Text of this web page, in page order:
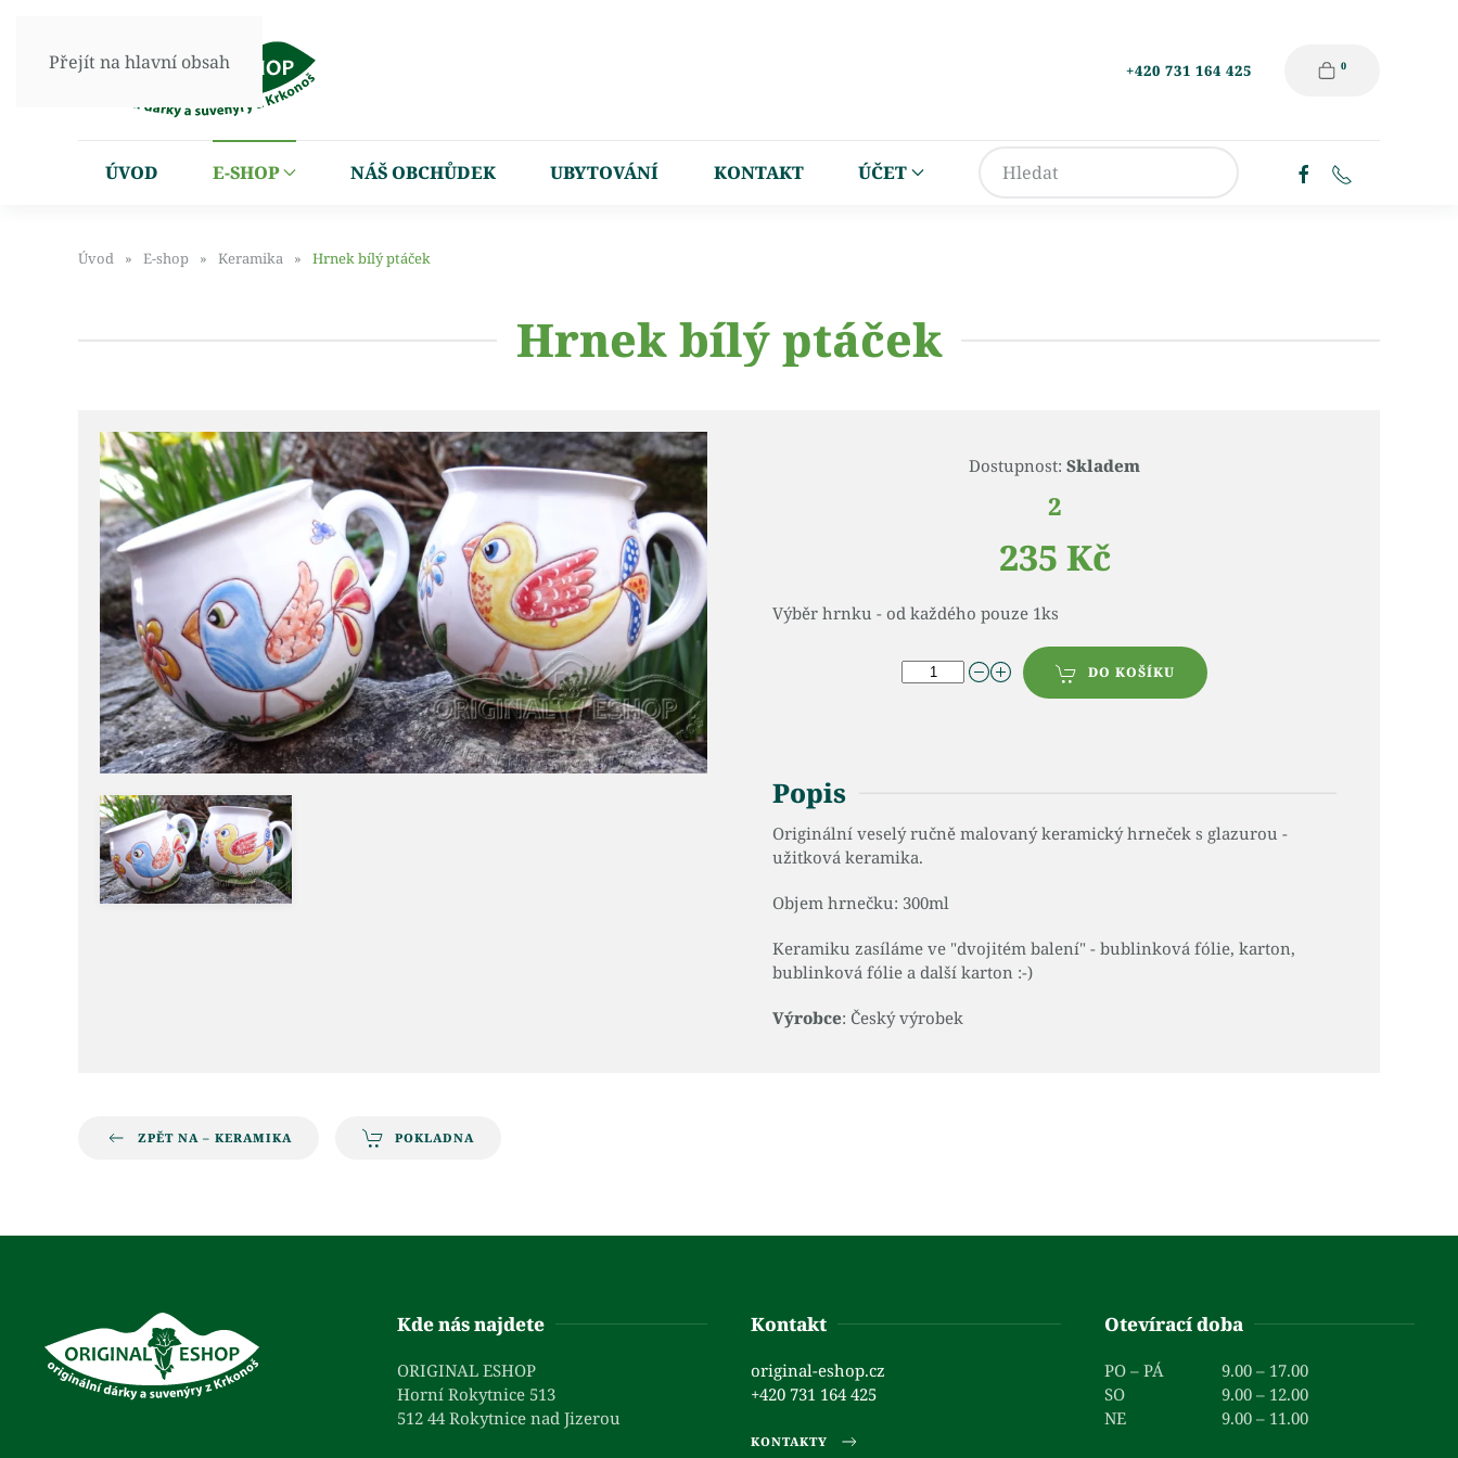
Přejít na hlavní obsah +420 731 164 425 0
ÚVOD E-SHOP NÁŠ OBCHŮDEK UBYTOVÁNÍ KONTAKT ÚČET
Úvod E-shop Keramika Hrnek bílý ptáček
Hrnek bílý ptáček
Dostupnost: Skladem
2
235 Kč
Výběr hrnku - od každého pouze 1ks
DO KOŠÍKU
Popis
Originální veselý ručně malovaný keramický hrneček s glazurou -
užitková keramika.
Objem hrnečku: 300ml
Keramiku zasíláme ve "dvojitém balení" - bublinková fólie, karton,
bublinková fólie a další karton :-)
Výrobce: Český výrobek
ZPĚT NA – KERAMIKA POKLADNA
Kde nás najdete
ORIGINAL ESHOP
Horní Rokytnice 513
512 44 Rokytnice nad Jizerou
Kontakt
original-eshop.cz
+420 731 164 425
KONTAKTY
Otevírací doba
PO – PÁ
9.00 – 17.00
SO
9.00 – 12.00
NE
9.00 – 11.00